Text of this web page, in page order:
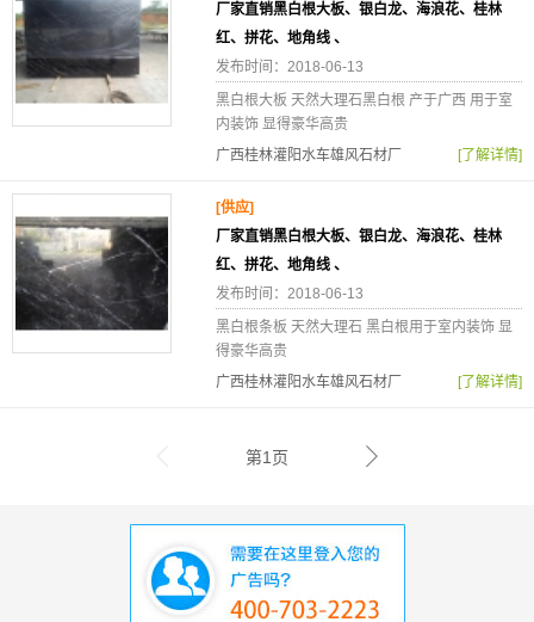
厂家直销黑白根大板、银白龙、海浪花、桂林
红、拼花、地角线 、
发布时间：2018-06-13
黑白根大板 天然大理石黑白根 产于广西 用于室
内装饰 显得豪华高贵
广西桂林灌阳水车雄风石材厂
[了解详情]
[供应]
厂家直销黑白根大板、银白龙、海浪花、桂林
红、拼花、地角线 、
发布时间：2018-06-13
黑白根条板 天然大理石 黑白根用于室内装饰 显
得豪华高贵
广西桂林灌阳水车雄风石材厂
[了解详情]
第1页